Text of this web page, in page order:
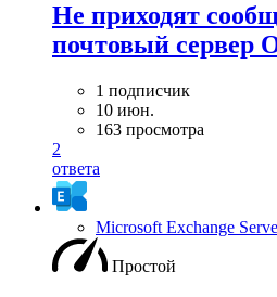
Не приходят
почтовый сервер
1 подписчик
10 июн.
163 просмотра
2
ответа
Microsoft Exchange
Простой